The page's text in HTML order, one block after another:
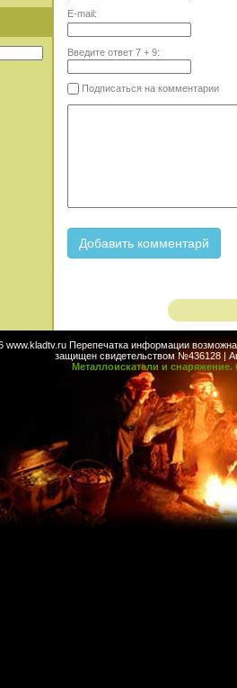
E-mail:
Введите ответ 7+ 9:
Подписаться на комментарии
Перепечатка информации возможна
защищен свидетельством №436128 |
Металлоискатели и